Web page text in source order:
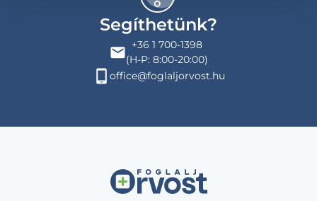
Segíthetünk?
+36 1 700-1398
(H-P: 8:00-20:00)
office@foglaljorvost.hu